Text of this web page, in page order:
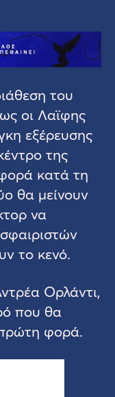
του
οι Λαϊφης
εξέρευσης
της
κατά τη
θα μείνουν
να
το κενό.
Ορλάντι,
που θα
φορά.